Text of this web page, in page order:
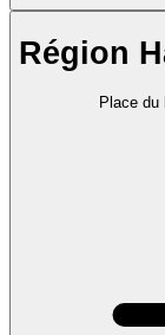
Région
Place du